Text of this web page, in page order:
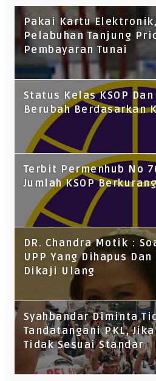
Pakai Kartu
Pelabuhan Tanjung
Pembayaran Tunai
Status Kelas KSOP
Berubah Berdasarkan
Terbit Permenhub No
Jumlah KSOP
DR. Chandra Motik :
UPP Yang Dihapus
Dikaji Ulang
Syahbandar Diminta
Tandatangani PKL,
Tidak Sesuai Standar